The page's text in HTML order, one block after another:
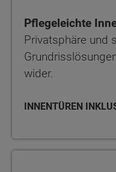
Pflegeleichte
Privatsphäre und
wider.
INNENTÜREN